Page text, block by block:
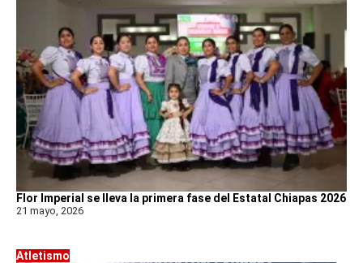
Flor Imperial se lleva la primera fase del Estatal Chiapas 2026
21 mayo, 2026
Atletismo